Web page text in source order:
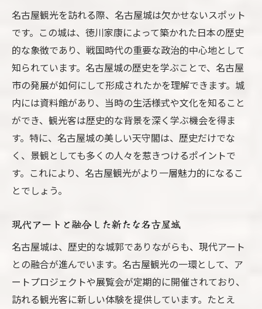
名古屋観光を訪れる際、名古屋城は欠かせないスポット
です。この城は、徳川家康によって築かれた日本の歴史
的な象徴であり、戦国時代の重要な政治的中心地として
知られています。名古屋城の歴史を学ぶことで、名古屋
市の発展が如何にして形成されたかを理解できます。城
内には資料館があり、当時の生活様式や文化を知ること
ができ、観光客は歴史的な背景を深く学ぶ機会を得ま
す。特に、名古屋城の美しい天守閣は、歴史だけでな
く、景観としても多くの人々を惹きつけるポイントで
す。これにより、名古屋観光がより一層魅力的になるこ
とでしょう。
現代アートと融合した新たな名古屋城
名古屋城は、歴史的な城郭でありながらも、現代アート
との融合が進んでいます。名古屋観光の一環として、ア
ートプロジェクトや展覧会が定期的に開催されており、
訪れる観光客に新しい体験を提供しています。たとえ